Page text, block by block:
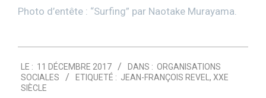
Photo d’entête : “Surfing” par Naotake Murayama.
12-
11
LE : 11 DÉCEMBRE 2017 DANS : ORGANISATIONS
SOCIALES
ETIQUETÉ : JEAN-FRANÇOIS REVEL , XXE
SIÈCLE